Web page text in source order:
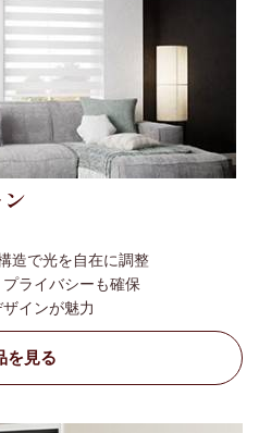
造で光を自在に調整
ライバシーも確保
インが魅力
を見る